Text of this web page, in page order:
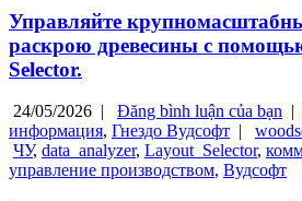
Управляйте
раскрою древесины с
Selector.
24/05/2026 | Đăng bình luận của bạn |
информация, Гнездо Вудсофт |
ЧУ, data_analyzer, Layout_Selector,
управление производством, Вудсофт